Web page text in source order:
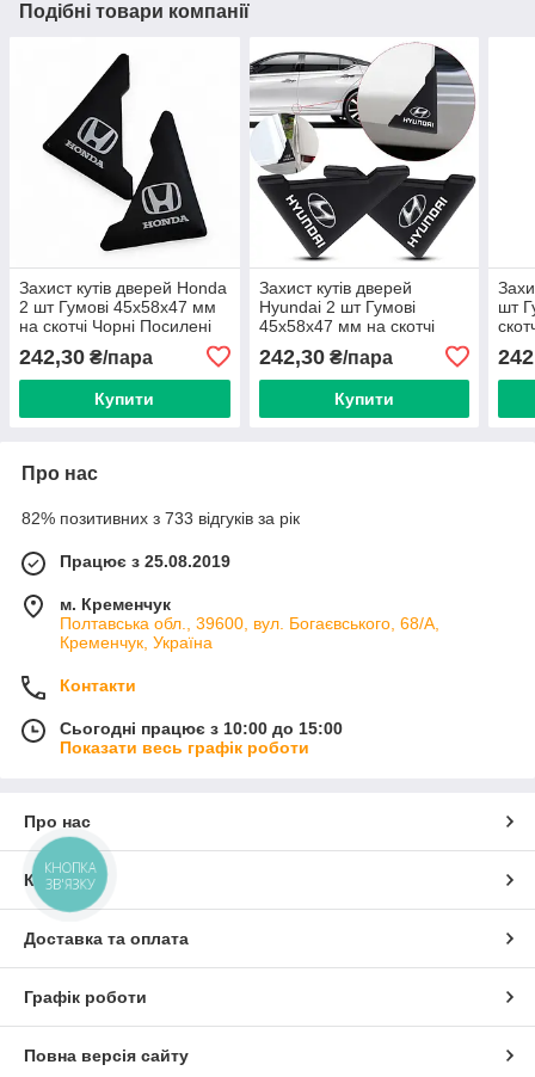
Подібні товари компанії
Захист кутів дверей Honda
2 шт Гумові 45х58х47 мм
на скотчі Чорні Посилені
сколів)
242,30 ₴/пара
Купити
Захист кутів дверей
Hyundai 2 шт Гумові
45х58х47 мм на скотчі
(протиударні чохли від
сколів)
242,30₴/пара
Купити
шт
Про нас
82% позитивних з 733 відгуків за рік
Працює з 25.08.2019
м. Кременчук
Полтавська обл., 39600, вул. Богаєвського, 68/А,
Кременчук, Україна
Контакти
Сьогодні працює з 10:00 до 15:00
Показати весь графік роботи
Про нас
Контакти
Доставка та оплата
Графік роботи
Повна версія сайту
КНОПКА
ЗВ'ЯЗКУ